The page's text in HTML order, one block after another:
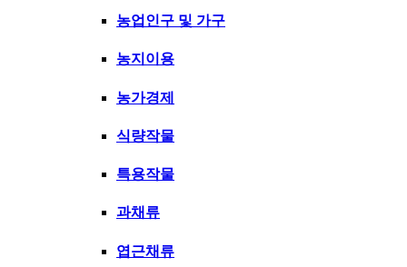
농업인구 및 가구
농지이용
농가경제
식량작물
특용작물
과채류
엽근채류